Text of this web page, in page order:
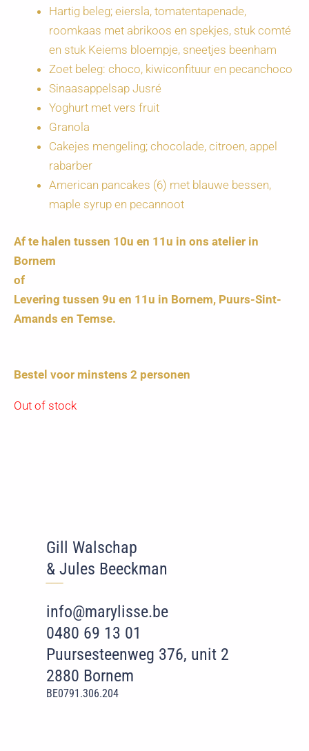
Hartig beleg; eiersla, tomatentapenade,
roomkaas met abrikoos en spekjes, stuk comté
en stuk Keiems bloempje, sneetjes beenham
Zoet beleg: choco, kiwiconfituur en pecanchoco
Sinaasappelsap Jusré
Yoghurt met vers fruit
Granola
Cakejes mengeling; chocolade, citroen, appel
rabarber
American pancakes (6) met blauwe bessen,
maple syrup en pecannoot
Af te halen tussen 10u en 11u in ons atelier in
Bornem
of
Levering tussen 9u en 11u in Bornem, Puurs-Sint-
Amands en Temse.
Bestel voor minstens 2 personen
Out of stock
Gill Walschap
& Jules Beeckman
info@marylisse.be
0480 69 13 01
Puursesteenweg 376, unit 2
2880 Bornem
BE0791.306.204